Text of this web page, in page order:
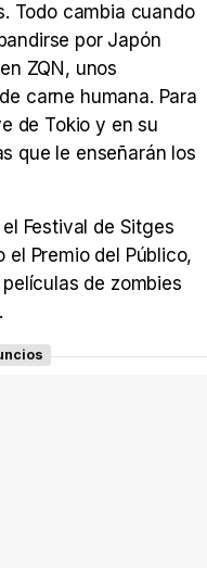
Todo cambia cuando
por Japón
ZQN, unos
carne humana. Para
de Tokio y en su
que le enseñarán los
Festival de Sitges
el Premio del Público,
de zombies